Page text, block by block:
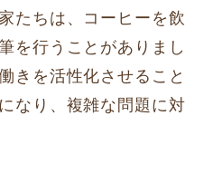
たちは、コーヒーを飲
を行うことがありまし
きを活性化させること
なり、複雑な問題に対